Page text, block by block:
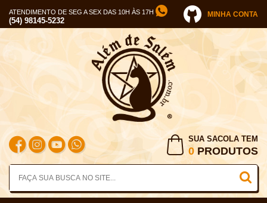
ATENDIMENTO DE SEG A SEX DAS 10H ÀS 17H
(54) 98145-5232
MINHA CONTA
SUA SACOLA TEM
0 PRODUTOS